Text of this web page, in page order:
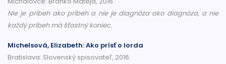
Nie je príbeh ako príbeh a nie je diagnóza ako diagnóza, a nie
každý príbeh má šťastný koniec.
Michelsová, Elizabeth: Ako prísť o lorda
Bratislava: Slovenský spisovateľ, 2016.